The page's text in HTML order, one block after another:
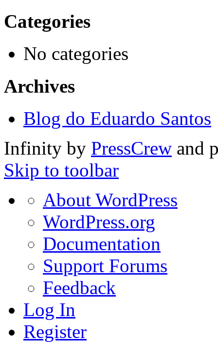
Categories
No categories
Archives
Blog do Eduardo Santos
Infinity by PressCrew and
Skip to toolbar
WordPressAbout WordPress
WordPress.org
Documentation
Support Forums
Feedback
Log In
Register